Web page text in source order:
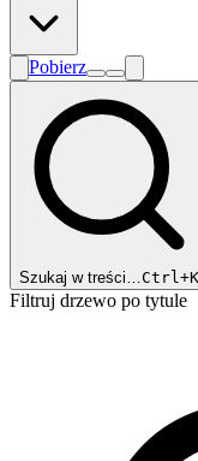
Pobierz
Szukaj w treści…Ctrl+K
Filtruj drzewo po tytule